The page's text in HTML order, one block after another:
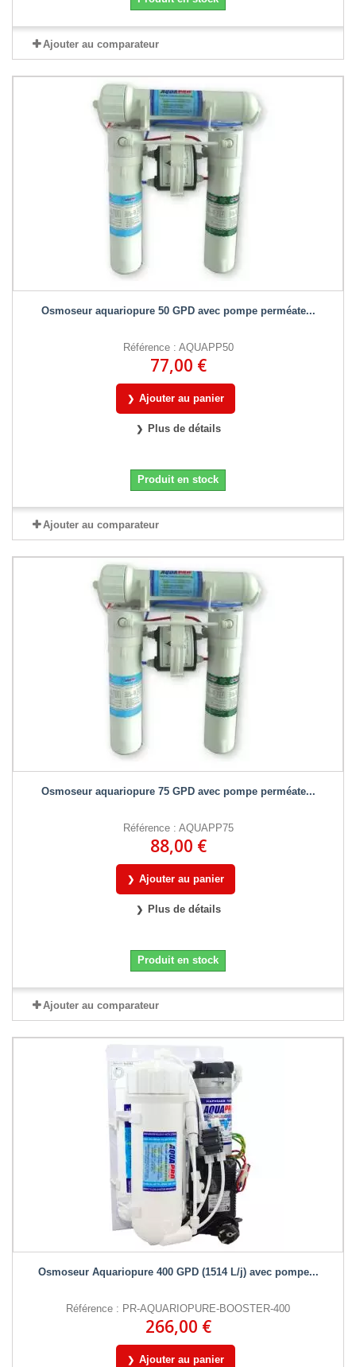
Ajouter au comparateur
Osmoseur aquariopure 50 GPD avec pompe perméate...
Référence : AQUAPP50
77,00 €
Ajouter au panier
Plus de détails
Produit en stock
Ajouter au comparateur
Osmoseur aquariopure 75 GPD avec pompe perméate...
Référence : AQUAPP75
88,00 €
Ajouter au panier
Plus de détails
Produit en stock
Ajouter au comparateur
Osmoseur Aquariopure 400 GPD (1514 L/j) avec pompe...
Référence : PR-AQUARIOPURE-BOOSTER-400
266,00 €
Ajouter au panier